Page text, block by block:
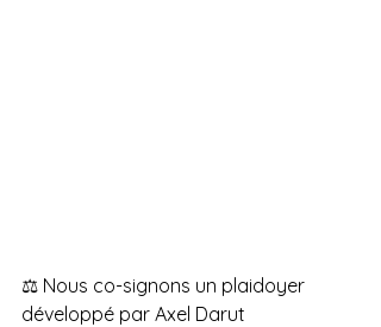
⚖ Nous co-signons un plaidoyer
développé par Axel Darut